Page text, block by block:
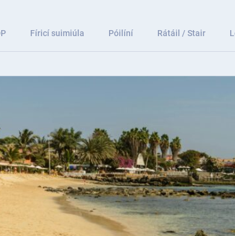
Fíricí suimiúla Póilíní Rátáil / Stair